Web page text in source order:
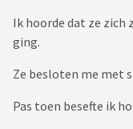
Ik hoorde dat ze zich
ging.
Ze besloten me met
Pas toen besefte ik